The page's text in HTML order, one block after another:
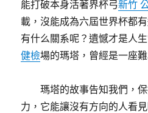
能打破本身活著界杯弓新竹
載，沒能成為六屆世界杯都
有什么關系呢？遺憾才是人
健檢場的瑪塔，曾經是一座
瑪塔的故事告知我們，
力，它能讓沒有方向的人看